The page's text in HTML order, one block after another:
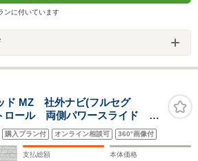
ンに付いています
ド MZ 社外ナビ(フルセグ
ロール 両側パワースライド シ
スタート スマートキー バッ
ーキ 横揺れ防止装置 USBポ
ル
購入プラン付 オンライン相談可 360°画像付
支払総額 本体価格